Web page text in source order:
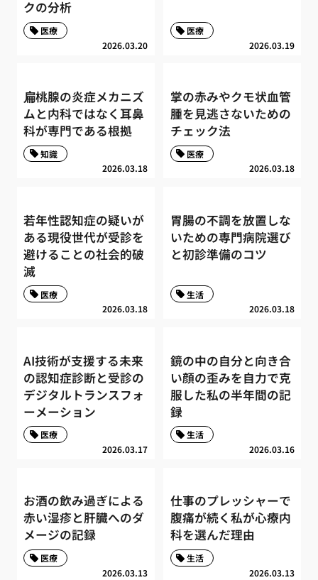
クの分析
2026.03.20
医療
2026.03.19
医療
扁桃腺の炎症メカニズ
ムと内科ではなく耳鼻
科が専門である根拠
2026.03.18
知識
掌の赤みやクモ状血管
腫を見逃さないための
チェック法
2026.03.18
医療
若年性認知症の疑いが
ある現役世代が受診を
避けることの社会的破
滅
2026.03.18
医療
胃腸の不調を放置しな
いための専門病院選び
と初診準備のコツ
2026.03.18
生活
AI技術が支援する未来
の認知症診断と受診の
デジタルトランスフォ
ーメーション
2026.03.17
医療
鏡の中の自分と向き合
い顔の歪みを自力で克
服した私の半年間の記
録
2026.03.16
生活
お酒の飲み過ぎによる
赤い湿疹と肝臓へのダ
メージの記録
2026.03.13
医療
仕事のプレッシャーで
腹痛が続く私が心療内
科を選んだ理由
2026.03.13
生活